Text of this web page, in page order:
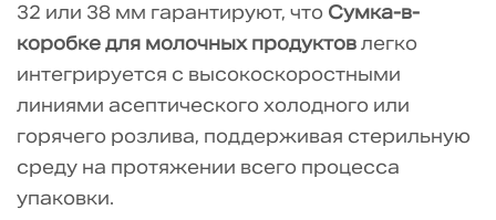
32 или 38 мм гарантируют, что Сумка-в-
коробке для молочных продуктовлегко
интегрируется с высокоскоростными
линиями асептического холодного или
горячего розлива, поддерживая стерильную
среду на протяжении всего процесса
упаковки.